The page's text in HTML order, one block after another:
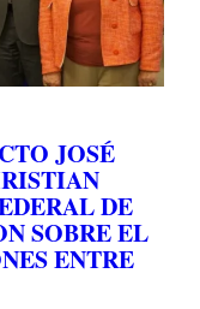
JOSÉ
DE
SOBRE EL
ENTRE